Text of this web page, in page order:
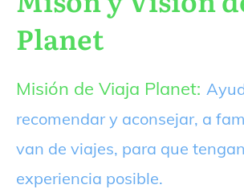
Planet
Misión de Viaja Planet:
recomendar y aconsejar, a
van de viajes, para que
experiencia posible.